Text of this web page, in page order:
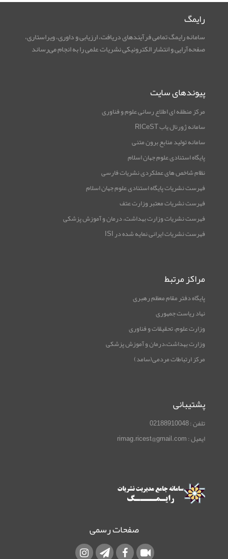
رایمگ
سامانه رایمگ تمامی فرآیندهای دریافت، ارزیابی و داوری، ویراستاری،
صفحه‌آرایی و انتشار الکترونیکی نشریات علمی را به انجام می‌رساند
پیوندهای سایت
مرکز منطقه ای اطلاع رسانی علوم و فناوری
سامانه ژورنال یاب RICeST
سامانه تولید منابع برون متنی
پایگاه استنادی علوم جهان اسلام
نظام شاخص های عملکردی نشریات فارسی
فهرست نشریات پایگاه استنادی علوم جهان اسلام
فهرست نشریات معتبر وزارت عتف
فهرست نشریات وزارت بهداشت، درمان و آموزش پزشکی
فهرست نشریات ایرانی نمایه شده در ISI
مراکز مرتبط
پایگاه دفتر مقام معظم رهبری
نهاد ریاست جمهوری
وزارت علوم، تحقیقات و فناوری
وزارت بهداشت،درمان و آموزش پزشکی
مرکز ارتباطات مردمی(سامد)
پشتیبانی
تلفن : 02188910048
ایمیل : rimag.ricest@gmail.com
صفحات رسمی